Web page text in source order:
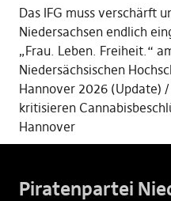
Das IFG muss verschärft
Niedersachsen endlich
„Frau. Leben. Freiheit.“
Niedersächsischen
Hannover 2026 (Update)
kritisieren
Hannover
Piratenpartei